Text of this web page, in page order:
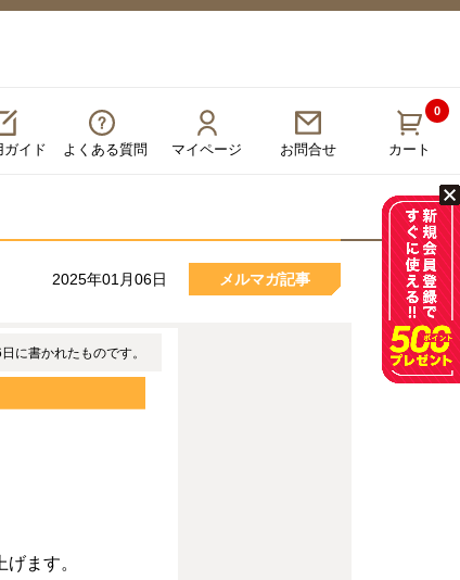
ガイド よくある質問 マイページ お問合せ カート
0
2025年01月06日 メルマガ記事
に書かれたものです。
ます。